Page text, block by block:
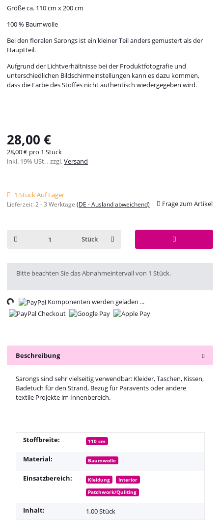
Größe ca. 110 cm x 200 cm
100 % Baumwolle
Bei den floralen Sarongs ist ein kleiner Teil anders gemustert als der
Hauptteil.
Aufgrund der Lichtverhältnisse bei der Produktfotografie und
unterschiedlichen Bildschirmeinstellungen kann es dazu kommen,
dass die Farbe des Stoffes nicht authentisch wiedergegeben wird.
28,00 €
28,00 € pro 1 Stück
inkl. 19% USt. , zzgl.Versand
1 Stück Auf Lager
Lieferzeit:2 - 3 Werktage (DE - Ausland abweichend) Frage zum Artikel
Stück
x
Bitte beachten Sie das Abnahmeintervall von 1 Stück.
Komponenten werden geladen ...
Beschreibung
Sarongs sind sehr vielseitig verwendbar: Kleider, Taschen, Kissen,
Badetuch für den Strand, Bezug für Paravents oder andere
textile Projekte im Innenbereich.
Stoffbreite: 110 cm
Material: Baumwolle
Einsatzbereich: Kleidung
Interior
Patchwork/Quilting
Inhalt: 1,00 Stück